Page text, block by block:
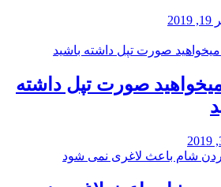
میخواهید صورت تپل داشته